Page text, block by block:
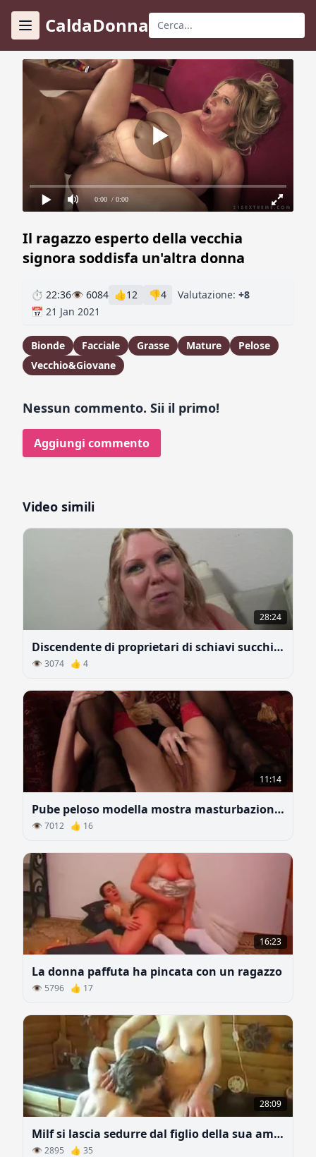
CaldaDonna
0:00 / 0:00
Il ragazzo esperto della vecchia
signora soddisfa un'altra donna
⏱ 22:36👁 6084 👍12 👎4 Valutazione: +8
📅 21 Jan 2021
Bionde Facciale Grasse Mature
Pelose
Vecchio&Giovane
Nessun commento. Sii il primo!
Aggiungi commento
Video simili
28:24
Discendente di proprietari di schiavi succhia discendente di schiavi
👁 3074 👍 4
11:14
Pube peloso modella mostra masturbazione femminile esplicita
👁 7012 👍 16
16:23
La donna paffuta ha pincata con un ragazzo
👁 5796 👍 17
28:09
Milf si lascia sedurre dal figlio della sua amica
👁 2895 👍 35